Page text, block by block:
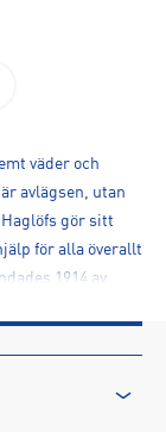
väder och
avlägsen, utan
gör sitt
för alla överallt
1914 av